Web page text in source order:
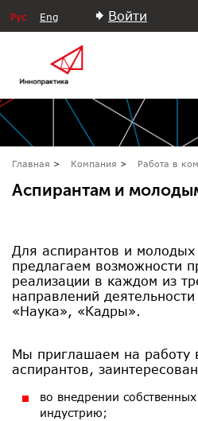
Рус Eng Войти
Главная Компания Работа в
Аспирантам и
Для аспирантов и
предлагаем возможности
реализации в каждом из
направлений
«Наука», «Кадры».
Мы приглашаем на работу
аспирантов,
во внедрении
индустрию;